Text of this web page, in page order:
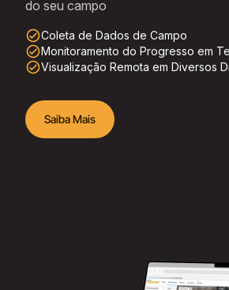
do seu campo
check_circle_outlineColeta de Dados de Campo
check_circle_outlineMonitoramento do Progresso em
check_circle_outlineVisualização Remota em Diversos
Saiba Mais